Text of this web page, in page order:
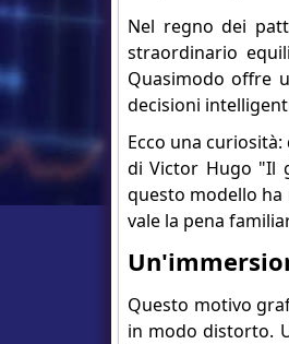
Nel regno dei
straordinario
Quasimodo offre
decisioni
Ecco una
di Victor Hugo "Il
questo modello ha
vale la pena
Questo motivo
in modo distorto.